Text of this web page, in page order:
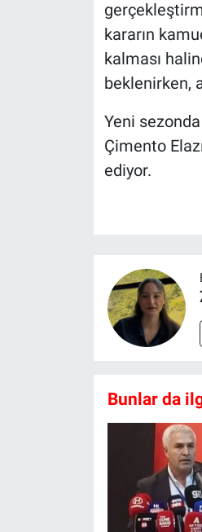
kararın
kalması
beklenirken,
Yeni
Çimento
ediyor.
Bunlar da